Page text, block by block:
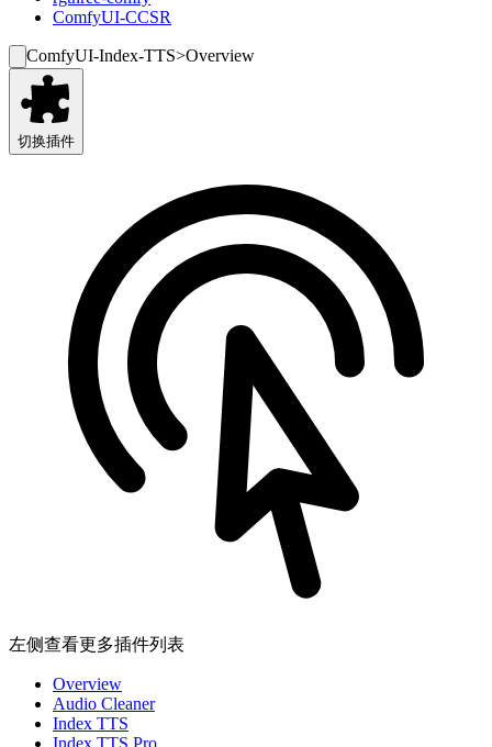
ComfyUI-CCSR
ComfyUI-Index-TTS>Overview
切换插件
左侧查看更多插件列表
Overview
Audio Cleaner
Index TTS
Index TTS Pro